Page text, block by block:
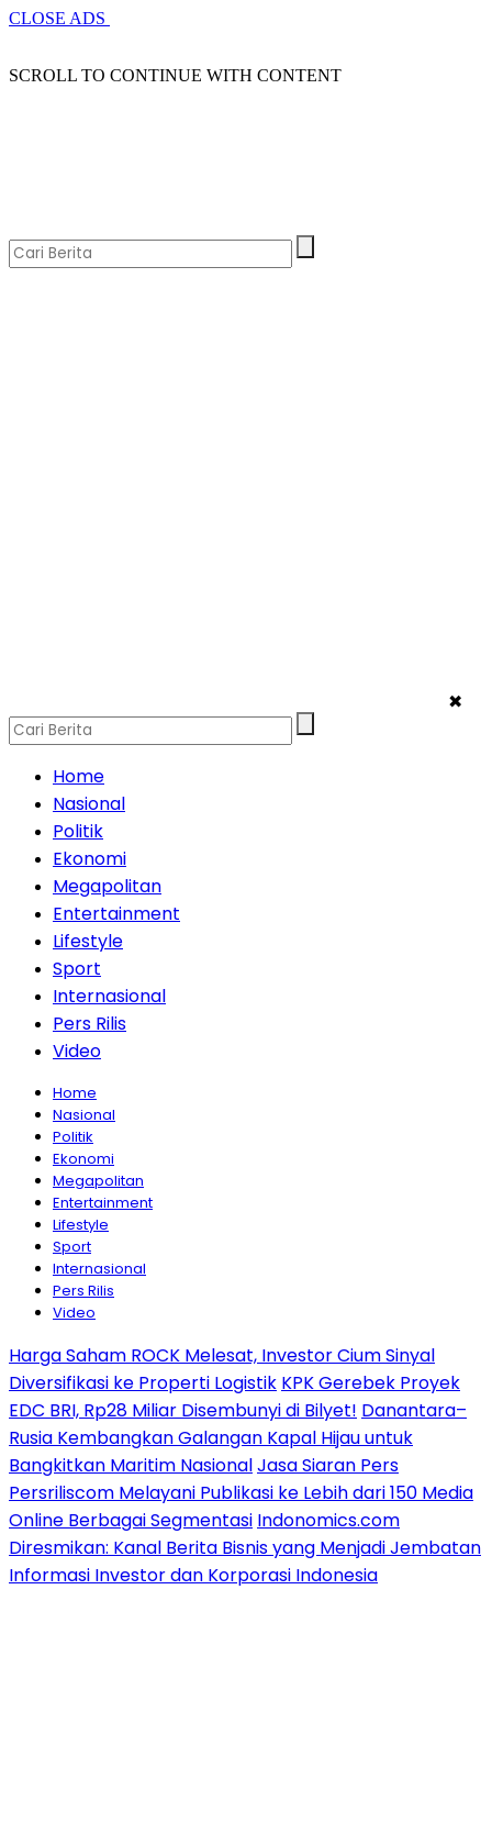
CLOSE ADS
SCROLL TO CONTINUE WITH CONTENT
✖
Home
Nasional
Politik
Ekonomi
Megapolitan
Entertainment
Lifestyle
Sport
Internasional
Pers Rilis
Video
Home
Nasional
Politik
Ekonomi
Megapolitan
Entertainment
Lifestyle
Sport
Internasional
Pers Rilis
Video
Harga Saham ROCK Melesat, Investor Cium Sinyal
Diversifikasi ke Properti Logistik KPK Gerebek Proyek
EDC BRI, Rp28 Miliar Disembunyi di Bilyet! Danantara–
Rusia Kembangkan Galangan Kapal Hijau untuk
Bangkitkan Maritim NasionalJasa Siaran Pers
Persriliscom Melayani Publikasi ke Lebih dari 150 Media
Online Berbagai Segmentasi Indonomics.com
Diresmikan: Kanal Berita Bisnis yang Menjadi Jembatan
Informasi Investor dan Korporasi Indonesia